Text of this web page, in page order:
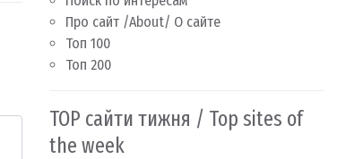
Про сайт /About/ О сайте
Топ 100
Топ 200
TOP сайти тижня / Top sites of
the week